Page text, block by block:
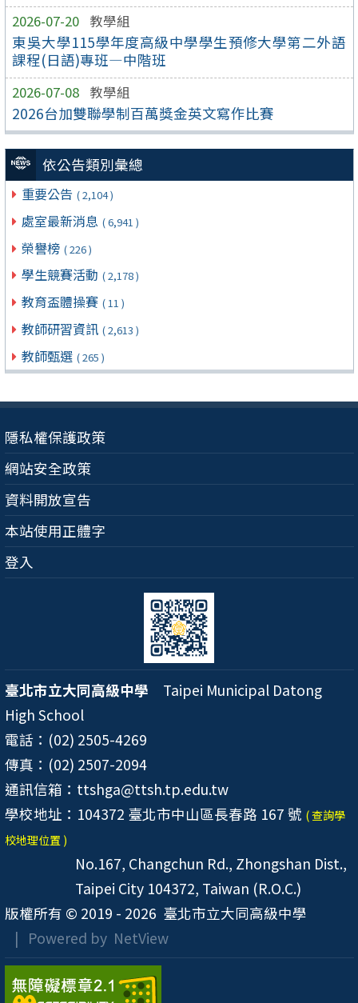
2026-07-20 教學組
東吳大學115學年度高級中學學生預修大學第二外語
課程(日語)專班—中階班
2026-07-08 教學組
2026台加雙聯學制百萬獎金英文寫作比賽
依公告類別彙總
重要公告 ( 2,104 )
處室最新消息 ( 6,941 )
榮譽榜 ( 226 )
學生競賽活動 ( 2,178 )
教育盃體操賽 ( 11 )
教師研習資訊 ( 2,613 )
教師甄選 ( 265 )
隱私權保護政策
網站安全政策
資料開放宣告
本站使用正體字
登入
臺北市立大同高級中學 Taipei Municipal Datong
High School
電話：(02) 2505-4269
傳真：(02) 2507-2094
通訊信箱：ttshga@ttsh.tp.edu.tw
學校地址：104372 臺北市中山區長春路 167 號 ( 查詢學
校地理位置 )
No.167, Changchun Rd., Zhongshan Dist.,
Taipei City 104372, Taiwan (R.O.C.)
版權所有 © 2019 - 2026 臺北市立大同高級中學
| Powered by NetView